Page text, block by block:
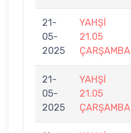
21-
05-
2025
YAHŞİ
21.05
ÇARŞAMBA
21-
05-
2025
YAHŞİ
21.05
ÇARŞAMBA